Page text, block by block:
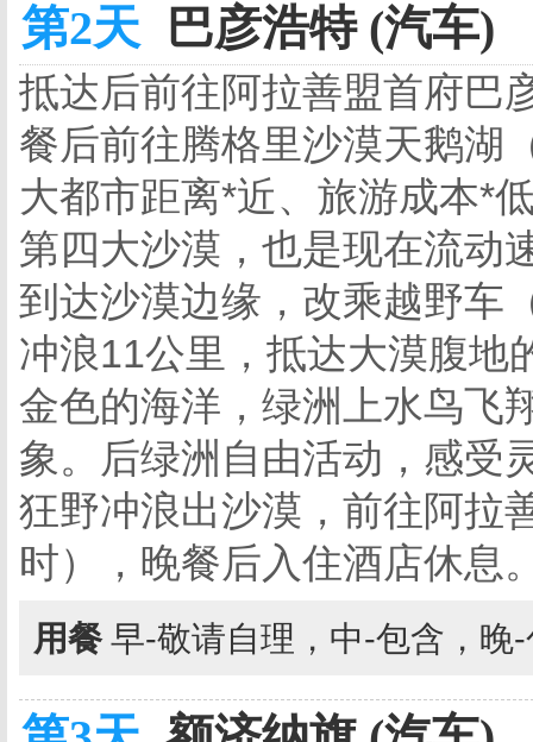
第2天 巴彦浩特 (汽车)
抵达后前往阿拉善盟首府巴
餐后前往腾格里沙漠天鹅湖
大都市距离*近、旅游成本*
第四大沙漠，也是现在流动
到达沙漠边缘，改乘越野车
冲浪11公里，抵达大漠腹
金色的海洋，绿洲上水鸟飞
象。后绿洲自由活动，感受
狂野冲浪出沙漠，前往阿拉
时），晚餐后入住酒店休息
用餐 早-敬请自理，中-包含，晚